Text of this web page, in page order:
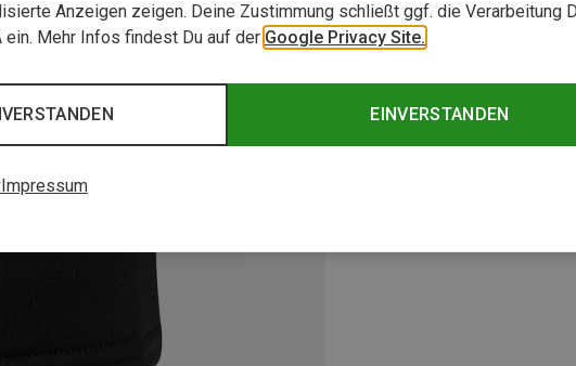
Anzeigen zeigen. Deine Zustimmung schließt ggf. die Verarbeitung
ein. Mehr Infos findest Du auf der Google Privacy Site.
EINVERSTANDEN
Impressum